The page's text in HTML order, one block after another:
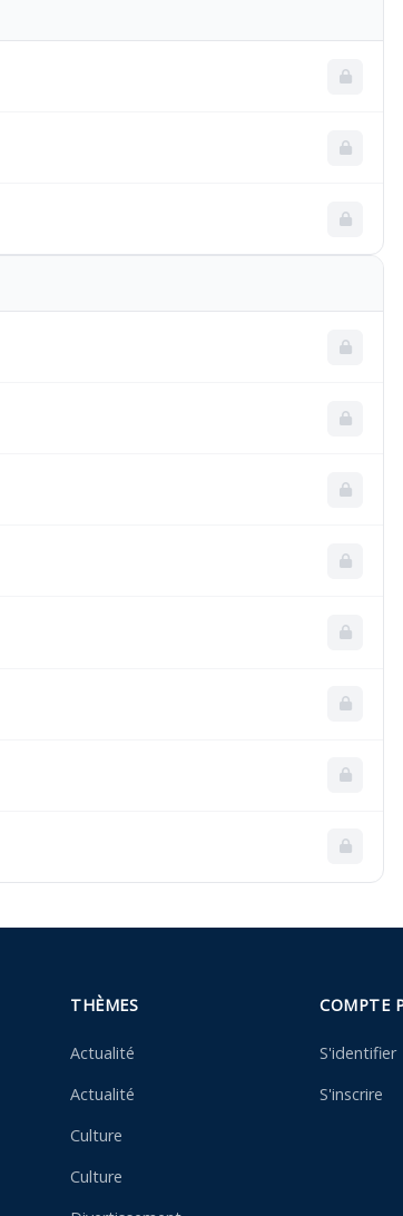
THÈMES
Actualité
Actualité
Culture
Culture
COMPTE
S'identifier
S'inscrire